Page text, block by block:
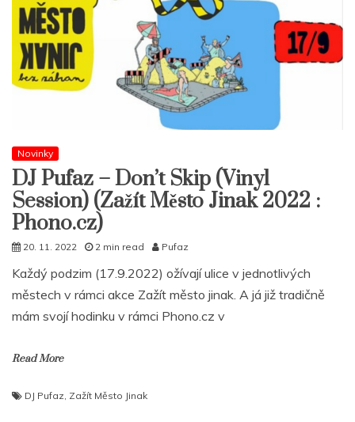
Novinky
DJ Pufaz – Don’t Skip (Vinyl
Session) (Zažít Město Jinak 2022 :
Phono.cz)
20. 11. 2022 2 min read Pufaz
Každý podzim (17.9.2022) ožívají ulice v jednotlivých
městech v rámci akce Zažít město jinak. A já již tradičně
mám svojí hodinku v rámci Phono.cz v
Read More
DJ Pufaz, Zažít Město Jinak